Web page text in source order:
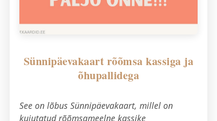
Sünnipäevakaart rõõmsa kassiga ja
õhupallidega
See on lõbus Sünnipäevakaart, millel on
kujutatud rõõmsameelne kassike